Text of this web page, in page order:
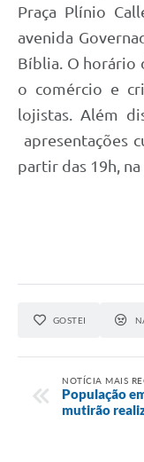
Praça Plínio
avenida
Bíblia. O horário
o comércio e
lojistas. Além
apresentações
partir das 19h,
GOSTEI
NOTÍCIA MAIS
População
mutirão